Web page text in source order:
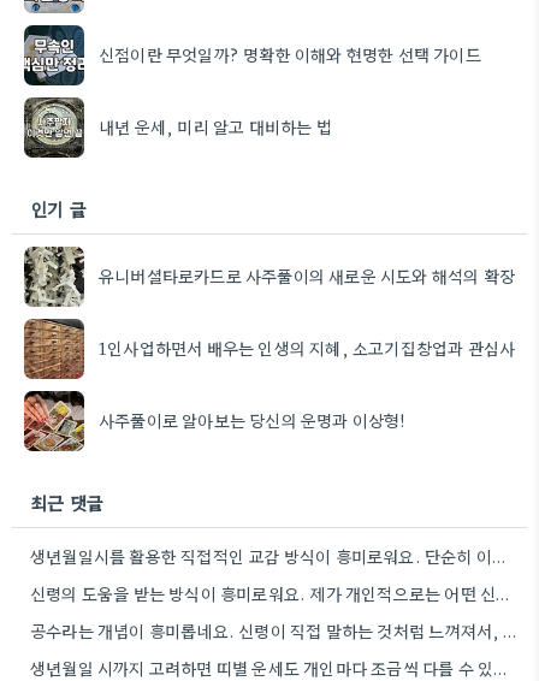
신점이란 무엇일까? 명확한 이해와 현명한 선택 가이드
내년 운세, 미리 알고 대비하는 법
인기 글
유니버셜타로카드로 사주풀이의 새로운 시도와 해석의 확장
1인사업하면서 배우는 인생의 지혜, 소고기집창업과 관심사
사주풀이로 알아보는 당신의 운명과 이상형!
최근 댓글
생년월일시를 활용한 직접적인 교감 방식이 흥미로워요. 단순히 이론적 틀에 기대는 것보다, 개인의 상황에 맞춰 신령의…
신령의 도움을 받는 방식이 흥미로워요. 제가 개인적으로는 어떤 신령이 상담자의 상황에 맞춰 질문을 받아들이는지 궁금하네요.
공수라는 개념이 흥미롭네요. 신령이 직접 말하는 것처럼 느껴져서, 현대적인 AI 챗봇의 답변 방식과 연결해서 생각해…
생년월일 시까지 고려하면 띠별 운세도 개인마다 조금씩 다를 수 있네요. 특히 연말에 태어난 분들은 좀…